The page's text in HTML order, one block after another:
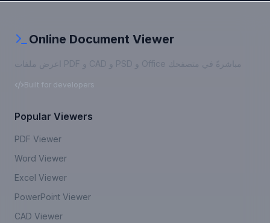
Online Document Viewer
اعرض ملفات PDF و CAD و PSD و Office مباشرةً في متصفحك
Built for developers
Popular Viewers
PDF Viewer
Word Viewer
Excel Viewer
PowerPoint Viewer
CAD Viewer